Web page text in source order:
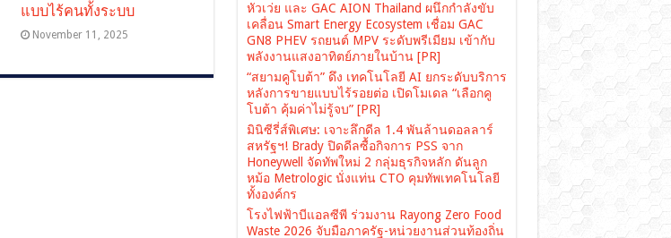
แบบไร้คนทั้งระบบ
November 11, 2025
หัวเว่ย และ GAC AION Thailand ผนึกกำลังขับ
เคลื่อน Smart Energy Ecosystem เชื่อม GAC
GN8 PHEV รถยนต์ MPV ระดับพรีเมียม เข้ากับ
พลังงานแสงอาทิตย์ภายในบ้าน [PR]
“สยามคูโบต้า” ดึง เทคโนโลยี AI ยกระดับบริการ
หลังการขายแบบไร้รอยต่อ เปิดโมเดล “เลือกคู
โบต้า คุ้มค่าไม่รู้จบ” [PR]
มินิซีรี่ส์พิเศษ: เจาะลึกดีล 1.4 พันล้านดอลลาร์
สหรัฐฯ! Brady ปิดดีลซื้อกิจการ PSS จาก
Honeywell จัดทัพใหม่ 2 กลุ่มธุรกิจหลัก ดันลูก
หม้อ Metrologic นั่งแท่น CTO คุมทัพเทคโนโลยี
ทั้งองค์กร
โรงไฟฟ้าบีแอลซีพี ร่วมงาน Rayong Zero Food
Waste 2026 จับมือภาครัฐ-หน่วยงานส่วนท้องถิ่น